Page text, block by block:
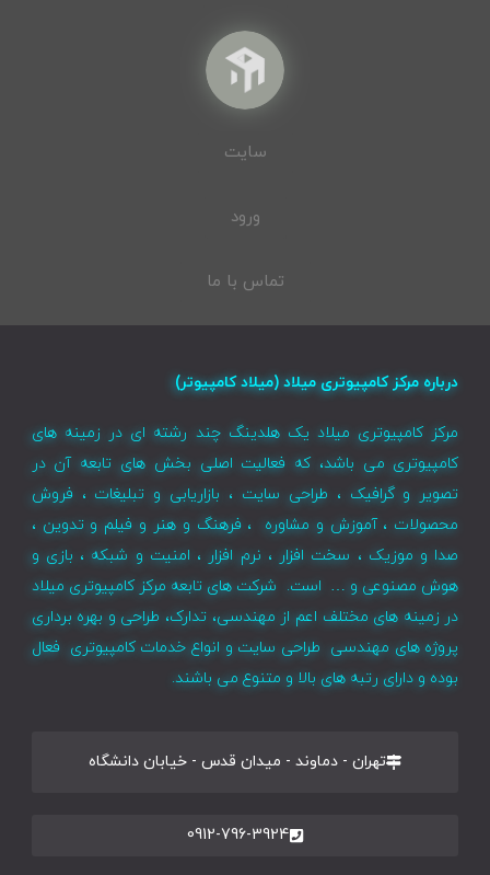
سایت
ورود
تماس با ما
درباره مرکز کامپیوتری میلاد (میلاد کامپیوتر)
مرکز کامپیوتری میلاد یک هلدینگ چند رشته ای در زمینه های
کامپیوتری می باشد، که فعالیت اصلی بخش های تابعه آن در
تصویر و گرافیک ، طراحی سایت ، بازاریابی و تبلیغات ، فروش
محصولات ، آموزش و مشاوره ، فرهنگ و هنر و فیلم و تدوین ،
صدا و موزیک ، سخت افزار ، نرم افزار ، امنیت و شبکه ، بازی و
هوش مصنوعی و … است. شرکت های تابعه مرکز کامپیوتری میلاد
در زمینه های مختلف اعم از مهندسی، تدارک، طراحی و بهره برداری
پروژه های مهندسی طراحی سایت و انواع خدمات کامپیوتری فعال
بوده و دارای رتبه های بالا و متنوع می باشند.
تهران - دماوند - میدان قدس - خیابان دانشگاه
0912-796-3924